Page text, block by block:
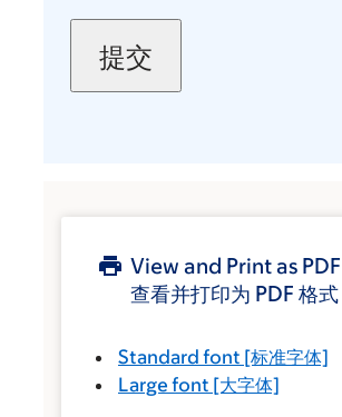
View and Print as PDF
查看并打印为 PDF 格式
Standard font [标准字体]
Large font [大字体]